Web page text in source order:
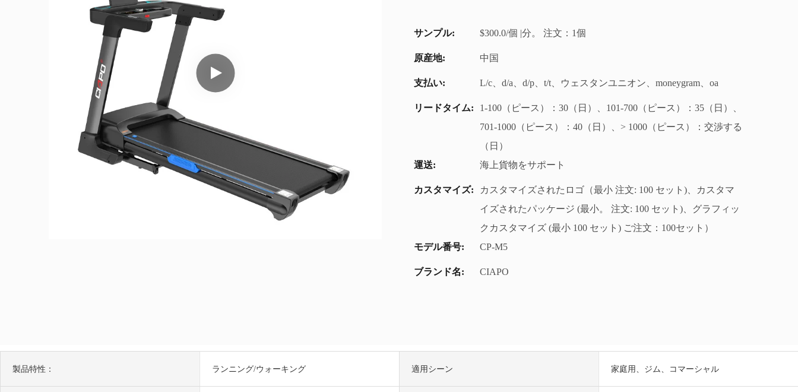
サンプル: $300.0/個 |分。 注文：1個
原産地: 中国
支払い: L/c、d/a、d/p、t/t、ウェスタンユニオン、moneygram、oa
リードタイム:
1-100（ピース）：30（日）、101-700（ピース）：35（日）、
701-1000（ピース）：40（日）、> 1000（ピース）：交渉する
（日）
運送:
海上貨物をサポート
カスタマイズ:
カスタマイズされたロゴ（最小 注文: 100 セット)、カスタマ
イズされたパッケージ (最小。 注文: 100 セット)、グラフィッ
クカスタマイズ (最小 100 セット) ご注文：100セット）
モデル番号:
CP-M5
ブランド名: CIAPO
製品特性： ランニング/ウォーキング 適用シーン 家庭用、ジム、コマーシャル